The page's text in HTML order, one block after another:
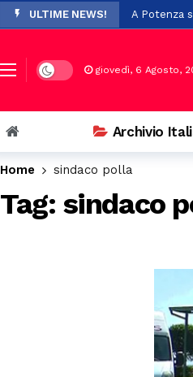
ULTIME NEWS! A Potenza
Cadavere
Prosegue
Piaggine
Dopo i
Il Certosa
Stalking e
Dark mode giovedì, 6 Agosto,
Archivio
Home sindaco polla
Tag: sindaco